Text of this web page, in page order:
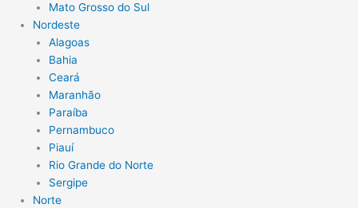
Mato Grosso do Sul
Nordeste
Alagoas
Bahia
Ceará
Maranhão
Paraíba
Pernambuco
Piauí
Rio Grande do Norte
Sergipe
Norte